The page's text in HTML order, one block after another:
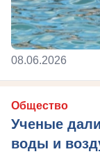
08.06.2026
Общество
Ученые
воды и